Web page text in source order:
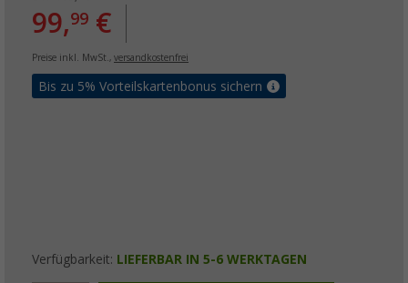
99,99 €
Preise inkl. MwSt., versandkostenfrei
Bis zu 5% Vorteilskartenbonus sichern
Verfügbarkeit: LIEFERBAR IN 5-6 WERKTAGEN